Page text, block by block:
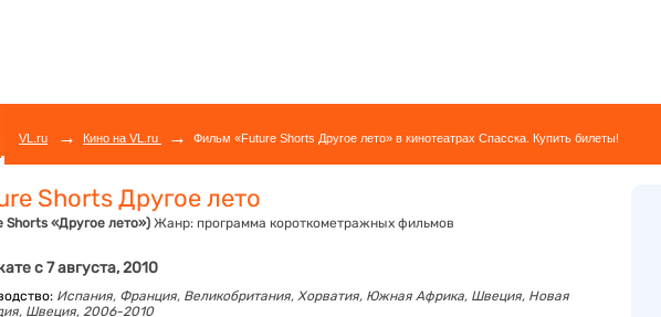
VL.ru → Кино на VL.ru → Фильм «Future Shorts Другое лето» в кинотеатрах Спасска. Купить билеты!
Shorts Другое лето
Shorts «Другое лето») Жанр: программа короткометражных фильмов
с 7 августа, 2010
Испания, Франция, Великобритания, Хорватия, Южная Африка, Швеция, Новая
Швеция, 2006-2010